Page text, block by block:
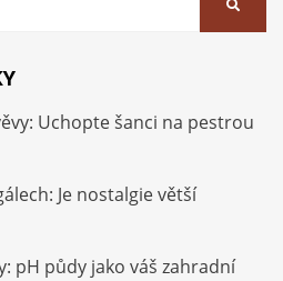
Uchopte šanci na pestrou
Je nostalgie větší
pH půdy jako váš zahradní